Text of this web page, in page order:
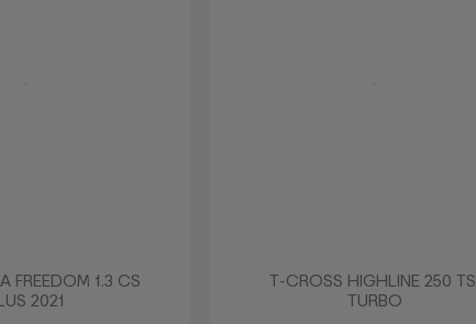
FREEDOM 1.3 CS
2021
T-CROSS HIGHLINE 250 TSI
TURBO